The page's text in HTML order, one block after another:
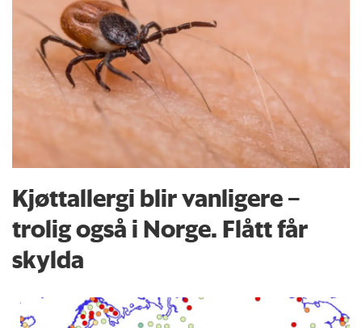
Kjøttallergi blir vanligere –
trolig også i Norge. Flått får
skylda